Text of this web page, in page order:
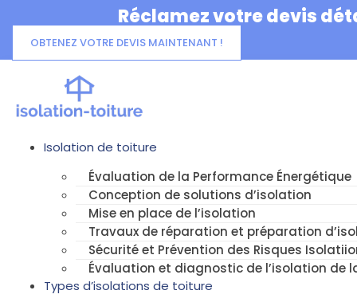
au
contenu
Réclamez votre devis
OBTENEZ VOTRE DEVIS MAINTENANT !
Isolation de toiture
Évaluation de la Performance Énergétique
Conception de solutions d’isolation
Mise en place de l’isolation
Travaux de réparation et préparation
Sécurité et Prévention des Risques
Évaluation et diagnostic de l’isolation de
Types d’isolations de toiture